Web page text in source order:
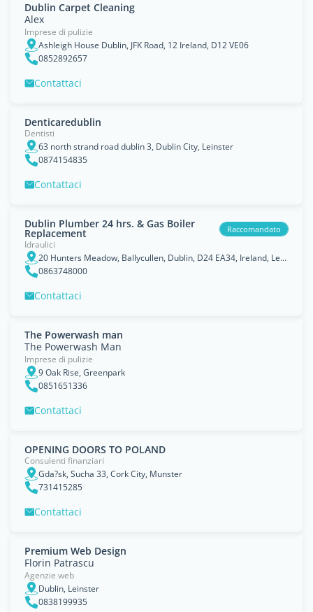
Dublin Carpet Cleaning
Alex
Imprese di pulizie
Ashleigh House Dublin, JFK Road, 12 Ireland, D12 VE06
0852892657
Contattaci
Denticaredublin
Dentisti
63 north strand road dublin 3, Dublin City, Leinster
0874154835
Contattaci
Dublin Plumber 24 hrs. & Gas Boiler
Replacement Raccomandato
Idraulici
20 Hunters Meadow, Ballycullen, Dublin, D24 EA34, Ireland, Leinster
0863748000
Contattaci
The Powerwash man
The Powerwash Man
Imprese di pulizie
9 Oak Rise, Greenpark
0851651336
Contattaci
OPENING DOORS TO POLAND
Consulenti finanziari
Gda?sk, Sucha 33, Cork City, Munster
731415285
Contattaci
Premium Web Design
Florin Patrascu
Agenzie web
Dublin, Leinster
0838199935